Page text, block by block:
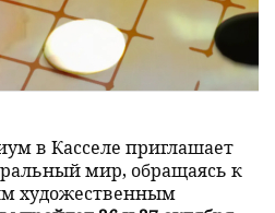
в Касселе приглашает
мир, обращаясь к
художественным